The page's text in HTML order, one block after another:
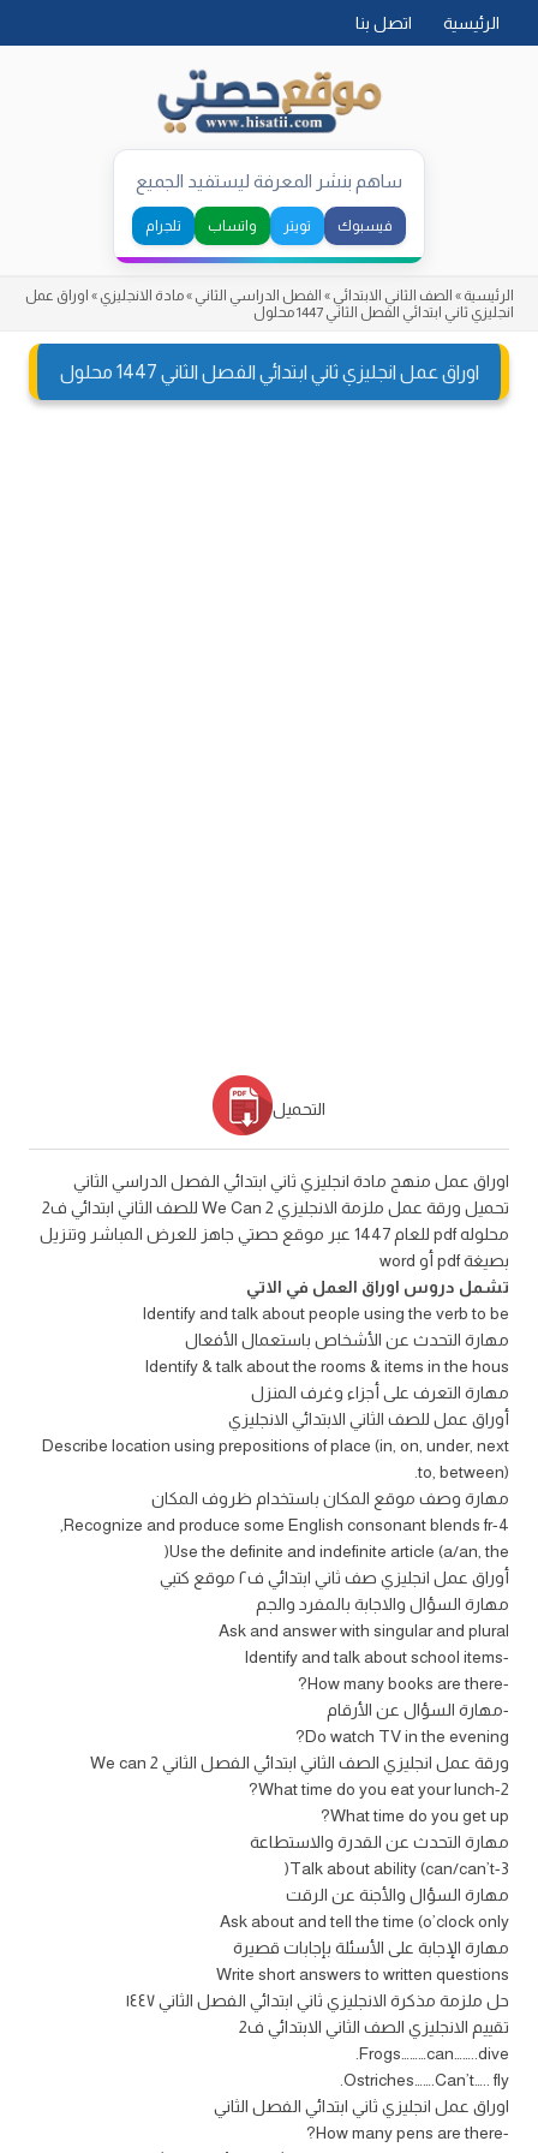
الرئيسية اتصل بنا
ساهم بنشر المعرفة ليستفيد الجميع
فيسبوك تويتر واتساب تلجرام
الرئيسية » الصف الثاني الابتدائي » الفصل الدراسي الثاني »مادة الانجليزي » اوراق عمل
انجليزي ثاني ابتدائي الفصل الثاني 1447 محلول
اوراق عمل انجليزي ثاني ابتدائي الفصل الثاني 1447 محلول
التحميل
اوراق عمل منهج مادة انجليزي ثاني ابتدائي الفصل الدراسي الثاني
تحميل ورقة عمل ملزمة الانجليزي We Can 2 للصف الثاني ابتدائي ف2
محلوله pdf للعام 1447 عبر موقع حصتي جاهز للعرض المباشر وتنزيل
بصيغة pdf أو word
تشمل دروس اوراق العمل في الاتي
Identify and talk about people using the verb to be
مهارة التحدث عن الأشخاص باستعمال الأفعال
Identify & talk about the rooms & items in the hous
مهارة التعرف على أجزاء وغرف المنزل
أوراق عمل للصف الثاني الابتدائي الانجليزي
Describe location using prepositions of place (in, on, under, next
to, between).
مهارة وصف موقع المكان باستخدام ظروف المكان
4-Recognize and produce some English consonant blends fr,
Use the definite and indefinite article (a/an, the(
أوراق عمل انجليزي صف ثاني ابتدائي ف٢ موقع كتبي
مهارة السؤال والاجابة بالمفرد والجم
Ask and answer with singular and plural
-Identify and talk about school items
-How many books are there?
-مهارة السؤال عن الأرقام
Do watch TV in the evening?
ورقة عمل انجليزي الصف الثاني ابتدائي الفصل الثاني We can 2
2-What time do you eat your lunch?
What time do you get up?
مهارة التحدث عن القدرة والاستطاعة
3-Talk about ability (can/can’t(
مهارة السؤال والأجنة عن الرقت
Ask about and tell the time (o’clock only
مهارة الإجابة على الأسئلة بإجابات قصيرة
Write short answers to written questions
حل ملزمة مذكرة الانجليزي ثاني ابتدائي الفصل الثاني ١٤٤٧
تقييم الانجليزي الصف الثاني الابتدائي ف2
Frogs………can……..dive.
Ostriches…….Can’t….. fly.
اوراق عمل انجليزي ثاني ابتدائي الفصل الثاني
-How many pens are there?